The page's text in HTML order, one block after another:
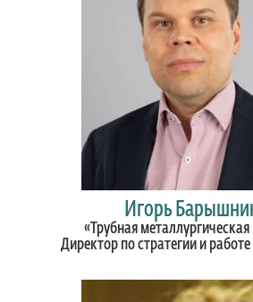
Игорь
«Трубная
Директор по стратегии и